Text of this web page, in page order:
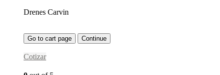
Drenes Carvin
Go to cart page Continue
Cotizar